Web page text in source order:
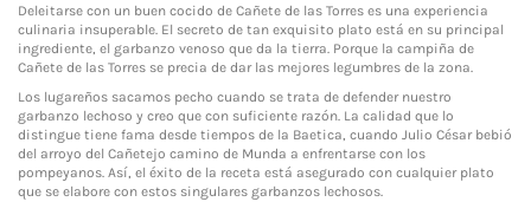
Deleitarse con un buen cocido de Cañete de las Torres es una experiencia
culinaria insuperable. El secreto de tan exquisito plato está en su principal
ingrediente, el garbanzo venoso que da la tierra. Porque la campiña de
Cañete de las Torres se precia de dar las mejores legumbres de la zona.
Los lugareños sacamos pecho cuando se trata de defender nuestro
garbanzo lechoso y creo que con suficiente razón. La calidad que lo
distingue tiene fama desde tiempos de la Baetica, cuando Julio César bebió
del arroyo del Cañetejo camino de Munda a enfrentarse con los
pompeyanos. Así, el éxito de la receta está asegurado con cualquier plato
que se elabore con estos singulares garbanzos lechosos.